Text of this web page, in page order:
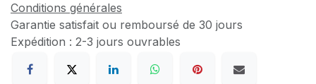
Conditions générales
Garantie satisfait ou remboursé de 30 jours
Expédition : 2-3 jours ouvrables